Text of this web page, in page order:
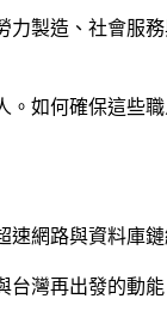
製造、社會服
如何確保這些
網路與資料庫鏈
台灣再出發的動能